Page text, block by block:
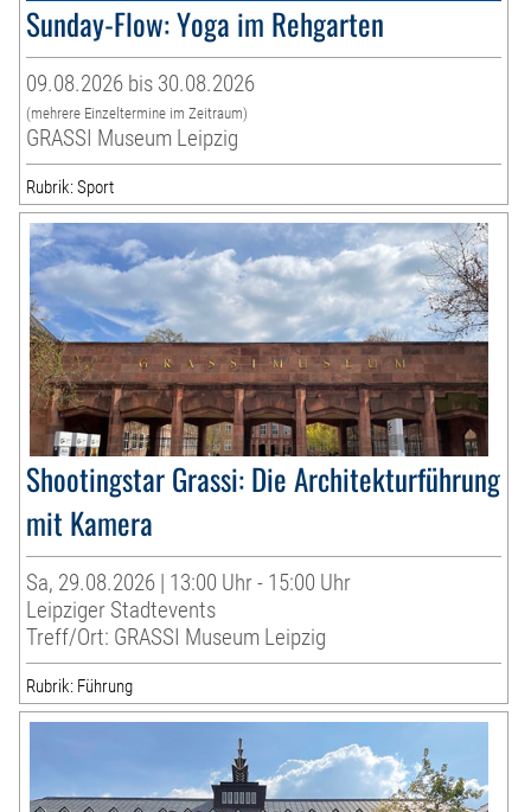
Sunday-Flow: Yoga im Rehgarten
09.08.2026 bis 30.08.2026
(mehrere Einzeltermine im Zeitraum)
GRASSI Museum Leipzig
Rubrik: Sport
Shootingstar Grassi: Die Architekturführung
mit Kamera
Sa, 29.08.2026 | 13:00 Uhr - 15:00 Uhr
Leipziger Stadtevents
Treff/Ort: GRASSI Museum Leipzig
Rubrik: Führung